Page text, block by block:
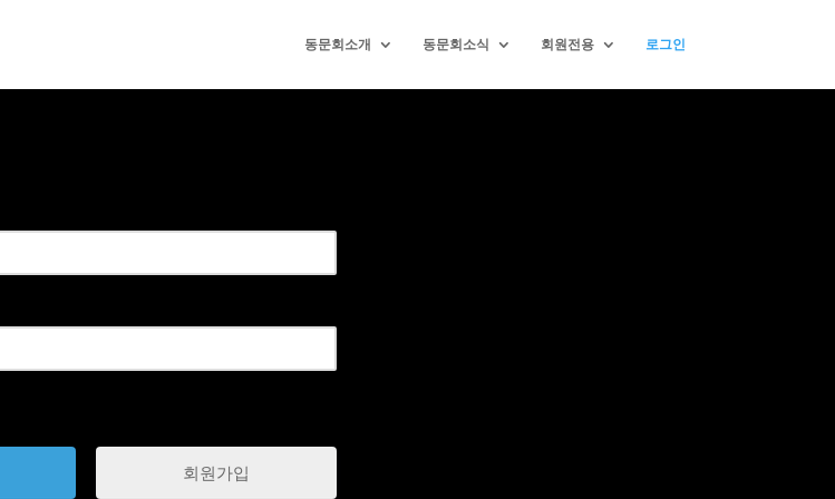
동문회소개 동문회소식 회원전용 로그인
회원가입